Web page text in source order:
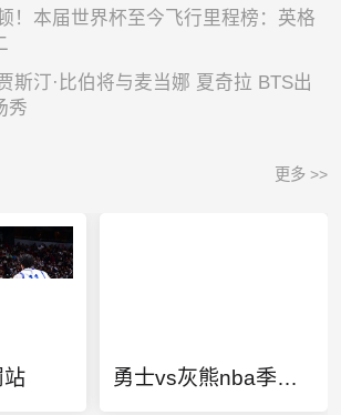
！本届世界杯至今飞行里程榜：英格
斯汀·比伯将与麦当娜 夏奇拉 BTS出
秀
更多 >>
站 勇士vs灰熊nba季后赛g6